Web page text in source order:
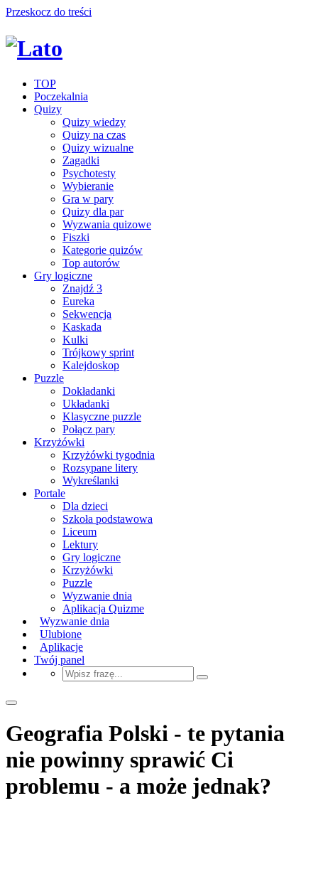
Przeskocz do treści
TOP
Poczekalnia
Quizy
Quizy wiedzy
Quizy na czas
Quizy wizualne
Zagadki
Psychotesty
Wybieranie
Gra w pary
Quizy dla par
Wyzwania quizowe
Fiszki
Kategorie quizów
Top autorów
Gry logiczne
Znajdź 3
Eureka
Sekwencja
Kaskada
Kulki
Trójkowy sprint
Kalejdoskop
Puzzle
Dokładanki
Układanki
Klasyczne puzzle
Połącz pary
Krzyżówki
Krzyżówki tygodnia
Rozsypane litery
Wykreślanki
Portale
Dla dzieci
Szkoła podstawowa
Liceum
Lektury
Gry logiczne
Krzyżówki
Puzzle
Wyzwanie dnia
Aplikacja Quizme
Wyzwanie dnia
Ulubione
Aplikacje
Twój panel
Geografia Polski - te pytania
nie powinny sprawić Ci
problemu - a może jednak?